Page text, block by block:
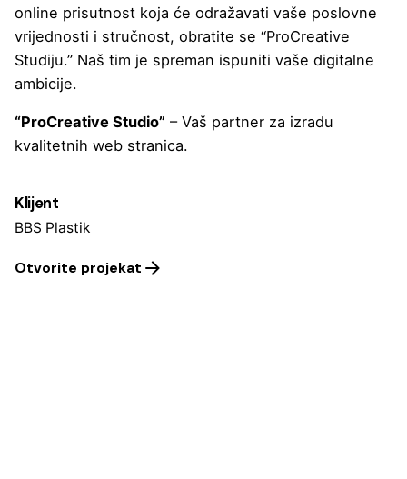
online prisutnost koja će odražavati vaše poslovne
vrijednosti i stručnost, obratite se “ProCreative
Studiju.” Naš tim je spreman ispuniti vaše digitalne
ambicije.
“ProCreative Studio” – Vaš partner za izradu
kvalitetnih web stranica.
Klijent
BBS Plastik
Otvorite projekat